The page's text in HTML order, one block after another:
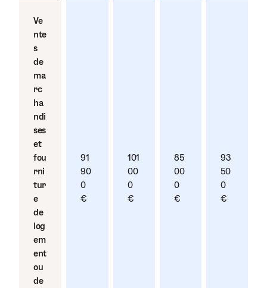
Ve
nte
s
de
ma
rc
ha
ndi
ses
et
fou
rni
tur
e
de
log
em
ent
ou
de
91
90
0
€
101
00
0
€
85
00
0
€
93
50
0
€